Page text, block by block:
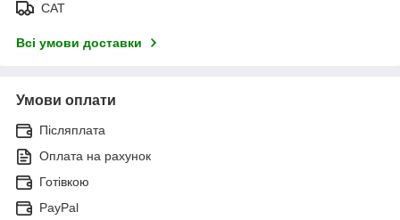
САТ
Всі умови доставки
Умови оплати
Післяплата
Оплата на рахунок
Готівкою
PayPal